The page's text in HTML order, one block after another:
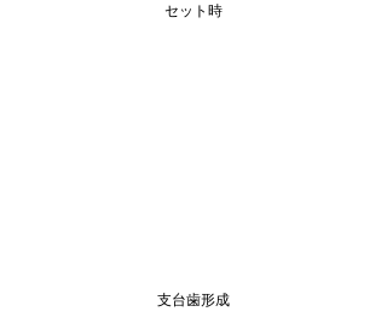
セット時
支台歯形成